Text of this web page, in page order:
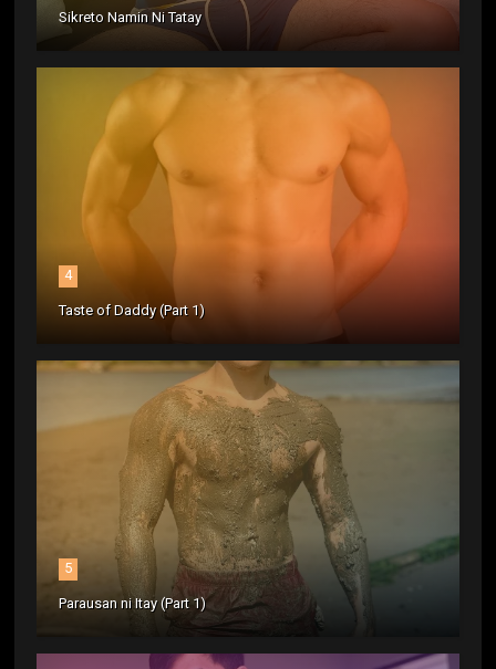
Sikreto Namin Ni Tatay
4
Taste of Daddy (Part 1)
5
Parausan ni Itay (Part 1)